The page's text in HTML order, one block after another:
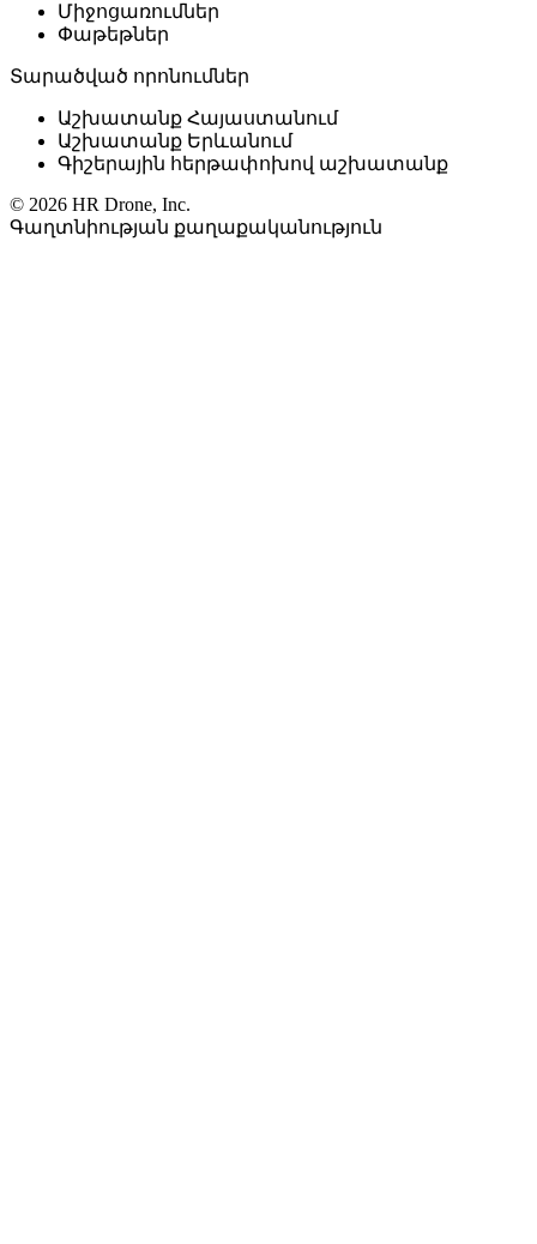
Միջոցառումներ
Փաթեթներ
Տարածված որոնումներ
Աշխատանք Հայաստանում
Աշխատանք Երևանում
Գիշերային հերթափոխով աշխատանք
© 2026 HR Drone, Inc.
Գաղտնիության քաղաքականություն